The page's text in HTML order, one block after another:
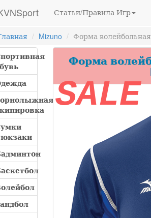
Статьи/Правила Игр
Mizuno
Форма волейбольная
Форма
SALE